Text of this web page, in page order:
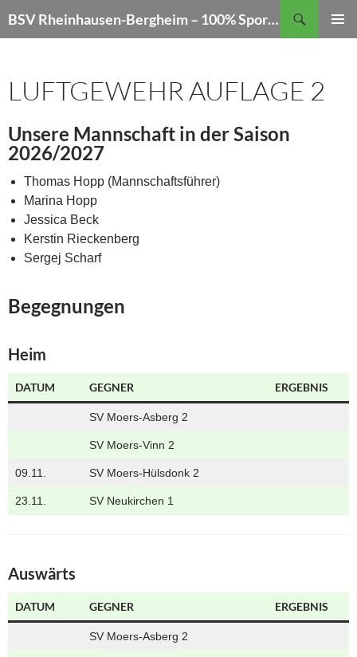
Inhalt
BSV Rheinhausen-Bergheim – 100% Sportschießen
LUFTGEWEHR AUFLAGE 2
Unsere Mannschaft in der Saison
2026/2027
Thomas Hopp (Mannschaftsführer)
Marina Hopp
Jessica Beck
Kerstin Rieckenberg
Sergej Scharf
Begegnungen
Heim
DATUM GEGNER ERGEBNIS
SV Moers-Asberg 2
SV Moers-Vinn 2
09.11. SV Moers-Hülsdonk 2
23.11. SV Neukirchen 1
Auswärts
DATUM GEGNER ERGEBNIS
SV Moers-Asberg 2